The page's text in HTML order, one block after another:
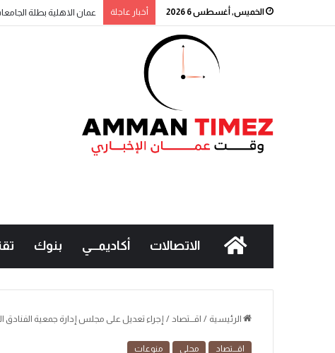
الخميس, أغسطس 6 2026 أخبار عاجلة عمان الاهلية بطلة
الاتصالات أكاديمـــي بنوك
الرئيسية / اقـــتصاد / إجراء تعديل على مجلس إدارة جمعية الفنادق
اقـــتصاد محلي منوعات